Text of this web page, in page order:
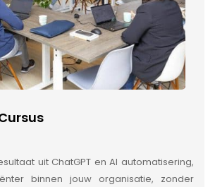
uit ChatGPT en AI automatisering,
binnen jouw organisatie, zonder